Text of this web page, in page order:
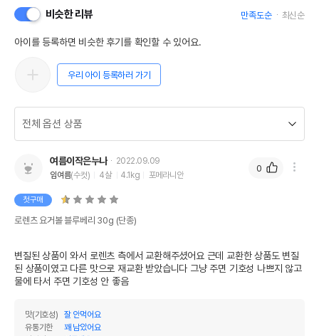
비슷한 리뷰 만족도순 최신순
아이를 등록하면 비슷한 후기를 확인할 수 있어요.
우리 아이 등록하러 가기
여름이작은누나
2022.09.09
임여름(수컷) 4살 4.1kg 포메라니안
첫구매
로렌츠 요거볼 블루베리 30g (단종)
변질된 상품이 와서 로렌츠 측에서 교환해주셨어요 근데 교환한 상품도 변질
된 상품이였고 다른 맛으로 재교환 받았습니다 그냥 주면 기호성 나쁘지 않고
물에 타서 주면 기호성 안 좋음
맛(기호성)
잘 안먹어요
유통기한
꽤 남았어요
0